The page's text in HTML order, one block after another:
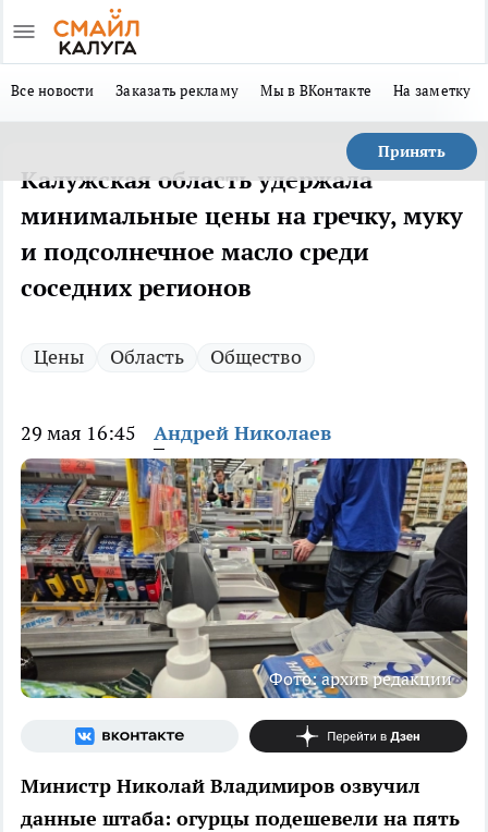
Все новости Заказать рекламу Мы в ВКонтакте На заметку
Принять
Калужская область удержала
минимальные цены на гречку, муку
и подсолнечное масло среди
соседних регионов
Цены Область Общество
29 мая 16:45 Андрей Николаев
Фото: архив редакции
Министр Николай Владимиров озвучил
данные штаба: огурцы подешевели на пять